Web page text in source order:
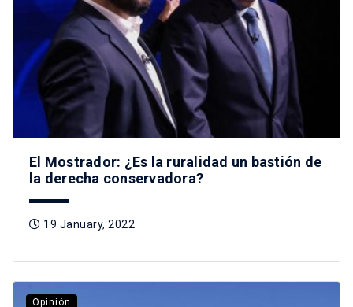
El Mostrador: ¿Es la ruralidad un bastión de
la derecha conservadora?
19 January, 2022
Opinión